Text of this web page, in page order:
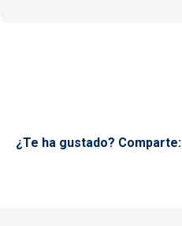
¿Te ha gustado? Comparte: